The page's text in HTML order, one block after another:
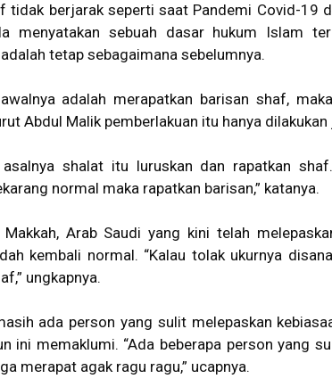
tidak berjarak seperti saat Pandemi Covid-19
menyatakan sebuah dasar hukum Islam
tetap sebagaimana sebelumnya.
adalah merapatkan barisan shaf,
Abdul Malik pemberlakuan itu hanya
asalnya shalat itu luruskan dan rapatkan
normal maka rapatkan barisan,” katanya.
Makkah, Arab Saudi yang kini telah
kembali normal. “Kalau tolak ukurnya
ungkapnya.
ada person yang sulit melepaskan
ini memaklumi. “Ada beberapa person yang
merapat agak ragu ragu,” ucapnya.